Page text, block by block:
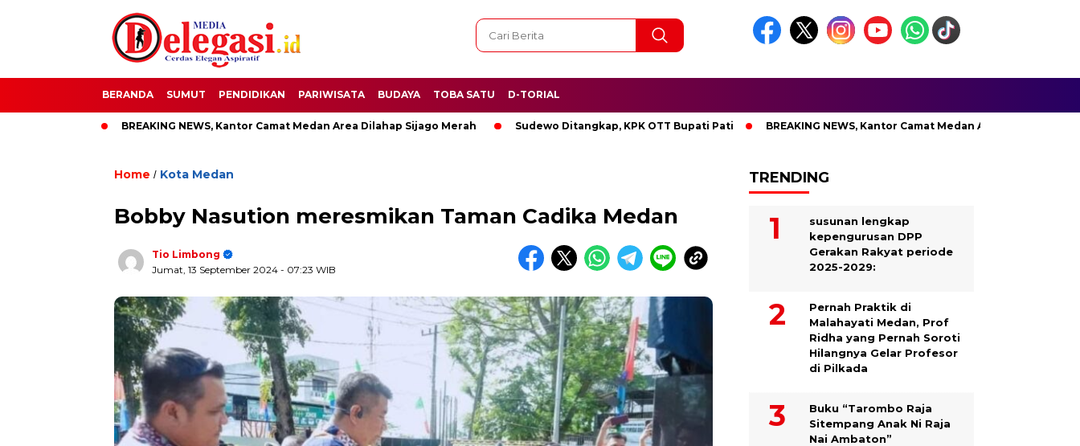
BERANDA SUMUT PENDIDIKAN PARIWISATA BUDAYA TOBA SATU D-TORIAL
BREAKING NEWS, Kantor Camat Medan Area Dilahap Sijago Merah Sudewo Ditangkap, KPK OTT Bupati Pati BREAKING NEWS, Kantor Camat Medan Area Dilahap Sijago Merah
Home / Kota Medan
Bobby Nasution meresmikan Taman Cadika Medan
Tio Limbong
Jumat, 13 September 2024 - 07:23 WIB
TRENDING
susunan lengkap
kepengurusan DPP
Gerakan Rakyat periode
2025-2029:
Pernah Praktik di
Malahayati Medan, Prof
Ridha yang Pernah Soroti
Hilangnya Gelar Profesor
di Pilkada
Buku “Tarombo Raja
Sitempang Anak Ni Raja
Nai Ambaton”